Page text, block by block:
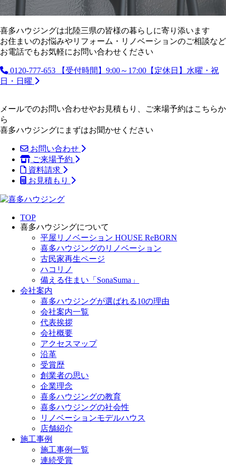
喜多ハウジングは北陸三県の皆様の暮らしに寄り添います
お住まいのお悩みやリフォーム・リノベーションのご相談など
お電話でもお気軽にお問い合わせください
0120-777-653
【受付時間】9:00～17:00【定休日】水曜・祝
日・日曜
メールでのお問い合わせやお見積もり、ご来場予約はこちらか
ら
喜多ハウジングにまずはお聞かせください
お問い合わせ
ご来場予約
資料請求
お見積もり
TOP
喜多ハウジングについて
平屋リノベーション HOUSE ReBORN
喜多ハウジングのリノベーション
古民家再生ページ
ハコリノ
備える住まい「SonaSuma」
会社案内
喜多ハウジングが選ばれる10の理由
会社案内一覧
代表挨拶
会社概要
アクセスマップ
沿革
受賞歴
創業者の思い
企業理念
喜多ハウジングの教育
喜多ハウジングの社会性
リノベーションモデルハウス
店舗紹介
施工事例
施工事例一覧
連続受賞